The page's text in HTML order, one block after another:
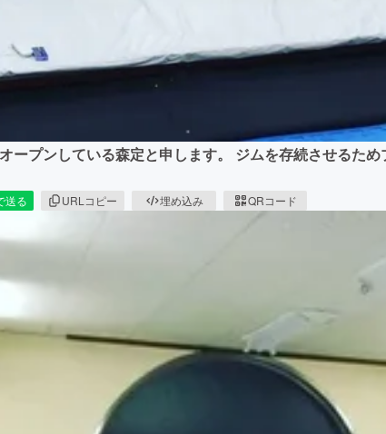
ープンしている森定と申します。 ジムを存続させるため
送る URLコピー 埋め込み QRコード